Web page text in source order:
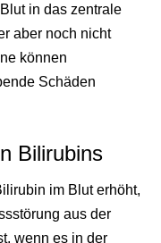
in das zentrale
aber noch nicht
können
Schäden
Bilirubins
im Blut erhöht,
aus der
wenn es in der